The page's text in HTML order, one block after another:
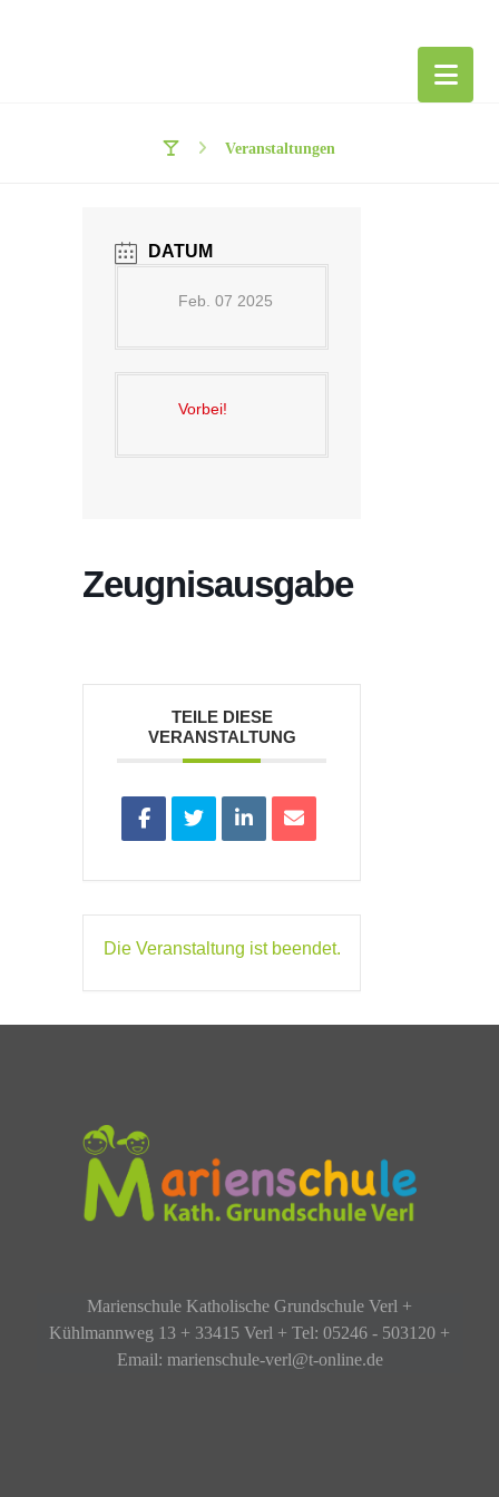
Veranstaltungen
DATUM
Feb. 07 2025
Vorbei!
Zeugnisausgabe
TEILE DIESE
VERANSTALTUNG
Die Veranstaltung ist beendet.
Marienschule Katholische Grundschule Verl +
Kühlmannweg 13 + 33415 Verl + Tel: 05246 - 503120 +
Email: marienschule-verl@t-online.de